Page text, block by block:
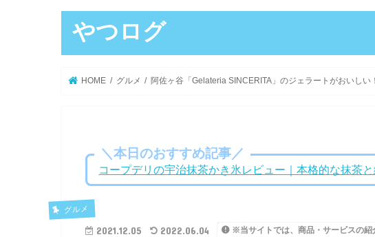
やつログ
HOME グルメ 阿佐ヶ谷「Gelateria SINCERITA」のジェラートがおいしい！
＼本日のおすすめ記事／
コープデリの宇治抹茶かき氷レビュー｜本格的な抹茶と
グルメ
2021.12.05 2022.06.04 ※当サイトでは、商品・サービスの紹